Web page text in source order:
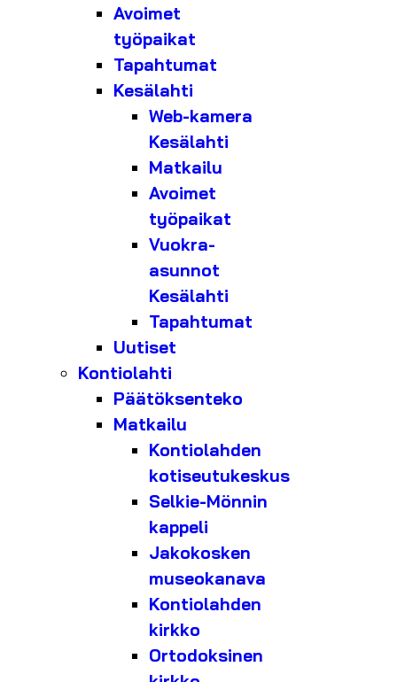
Avoimet
työpaikat
Tapahtumat
Kesälahti
Web-kamera
Kesälahti
Matkailu
Avoimet
työpaikat
Vuokra-
asunnot
Kesälahti
Tapahtumat
Uutiset
Kontiolahti
Päätöksenteko
Matkailu
Kontiolahden
kotiseutukeskus
Selkie-Mönnin
kappeli
Jakokosken
museokanava
Kontiolahden
kirkko
Ortodoksinen